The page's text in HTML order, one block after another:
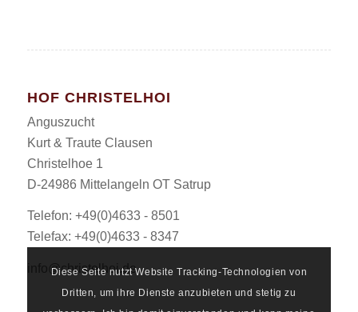
HOF CHRISTELHOI
Anguszucht
Kurt & Traute Clausen
Christelhoe 1
D-24986 Mittelangeln OT Satrup
Telefon: +49(0)4633 - 8501
Telefax: +49(0)4633 - 8347
info@christelhoi.de
Diese Seite nutzt Website Tracking-Technologien von
Dritten, um ihre Dienste anzubieten und stetig zu